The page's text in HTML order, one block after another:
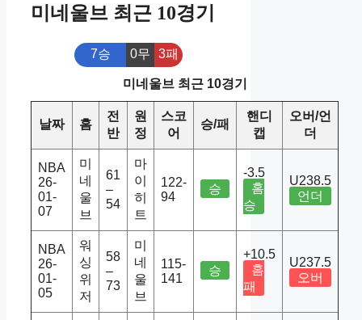
미네울브 최근 10경기
7승 0무 3패
미네울브 최근 10경기
날짜 홈
전
반
원
정
스코
어
승/패
핸디
캡
오버/언
더
NBA
26-
01-
07
미
네
울
브
61
–
54
마
이
히
트
122-
94
승
-3.5
홈
승
U238.5
언더
NBA
26-
01-
05
워
싱
위
저
58
–
73
미
네
울
브
115-
141
승
+10.5
홈
패
U237.5
오버